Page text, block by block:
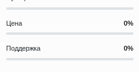
Цена
Поддержка